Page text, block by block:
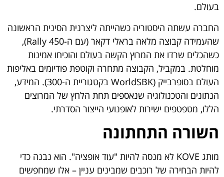
בעולם.
החברה עשתה היסטוריה כשהייתה ליצרנית הסינית הראשונה
שהעמידה קבוצה מלאה בראלי דקאר (עם ה-450 Rally),
כשהכלים שרדו את המרוץ הקשה בעולם והוכיחו אמינות
מוחלטת. במקביל, הקבוצה מתחרה וקוטפת פודיומים באליפות
העולם בסופרבייק (WorldSBK בקטגוריית ה-300). המידע,
הנתונים והטכנולוגיה שנאספים תחת הלחץ של המרוצים
הללו, מטפטפים ישירות לאופנועי הייצור הסדרתי.
השורה התחתונה
מותג KOVE לא מנסה להיות "עוד אופציה". הוא נבנה כדי
להיות הבחירה של רוכבים שמבינים עניין – אלו שמחפשים